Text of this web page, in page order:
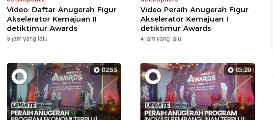
Video: Daftar Anugerah Figur
Akselerator Kemajuan II
detiktimur Awards
3 jam yang lalu
Video Peraih Anugerah Figur
Akselerator Kemajuan I
detiktimur Awards
4 jam yang lalu
02:53 05:29